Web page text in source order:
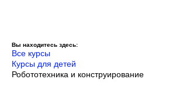
Вы находитесь здесь:
Все курсы
Курсы для детей
Робототехника и конструирование